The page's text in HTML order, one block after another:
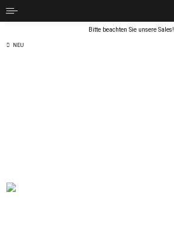
Bitte beachten Sie unsere Sales!
NEU